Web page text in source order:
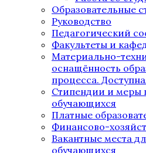
Образовательные
Руководство
Педагогический
Факультеты и
Материально-
оснащённость
процесса.
Стипендии и меры
обучающихся
Платные
Финансово-
Вакантные места
обучающихся